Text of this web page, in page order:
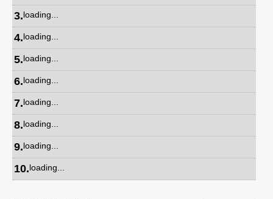
3.loading...
4.loading...
5.loading...
6.loading...
7.loading...
8.loading...
9.loading...
10.loading...